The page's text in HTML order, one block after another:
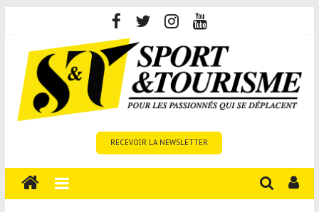
content
Tourisme
est
RECEVOIR LA NEWSLETTER